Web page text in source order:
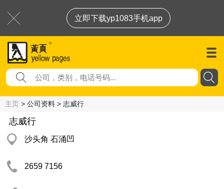
立即下载yp1083手机app
主页 > 公司资料 > 志威行
志威行
沙头角 石涌凹
2659 7156